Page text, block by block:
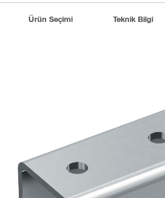
Ürün Seçimi Teknik Bilgi